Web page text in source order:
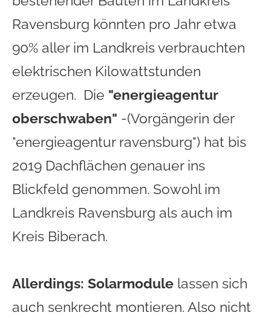
Ravensburg könnten pro Jahr etwa
90% aller im Landkreis verbrauchten
elektrischen Kilowattstunden
erzeugen. Die "energieagentur
oberschwaben" -(Vorgängerin der
"energieagentur ravensburg") hat bis
2019 Dachflächen genauer ins
Blickfeld genommen. Sowohl im
Landkreis Ravensburg als auch im
Kreis Biberach.
Allerdings: Solarmodule lassen sich
auch senkrecht montieren. Also nicht